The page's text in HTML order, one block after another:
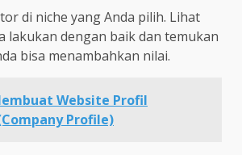
di niche yang Anda pilih. Lihat
lakukan dengan baik dan temukan
bisa menambahkan nilai.
Website Profil
Profile)